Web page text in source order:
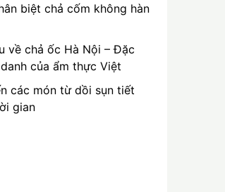
biệt chả cốm không hàn
về chả ốc Hà Nội – Đặc
của ẩm thực Việt
các món từ dồi sụn tiết
gian